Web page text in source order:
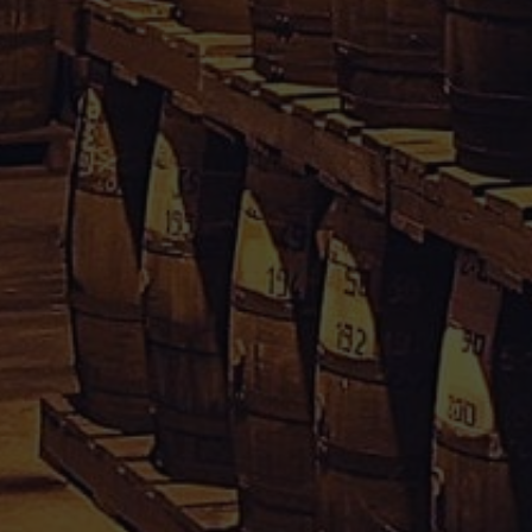
Rhum Caraïbes – Vente en ligne de rhum agricole de
Guadeloupe & Martinique.
Votre avis nous interesse, cliquez
içi
Informations
Conditions Générales de Vente
Mentions Légales
Paiement sécurisé
Politique de confidentialité
Droit de rétractation
Mon compte